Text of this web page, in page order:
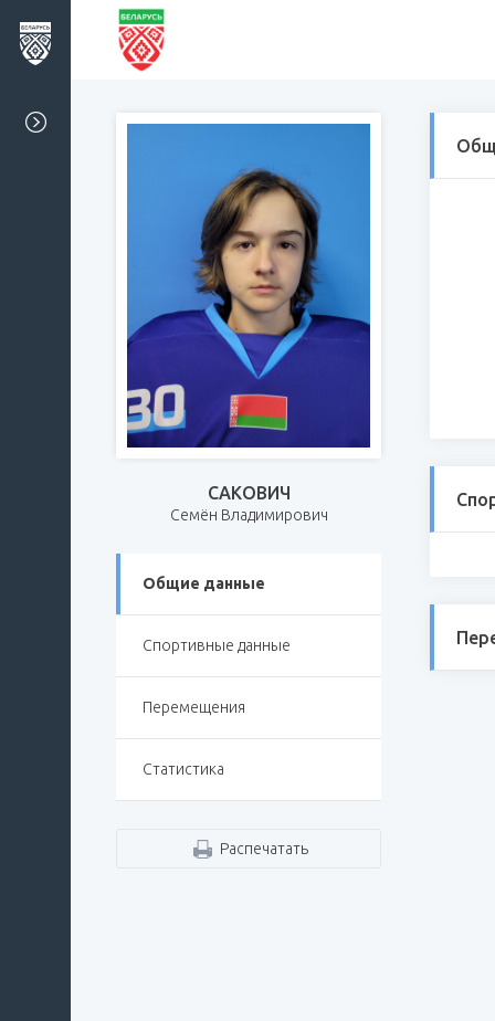
САКОВИЧ
Семён Владимирович
Общие данные
Спортивные данные
Перемещения
Статистика
Распечатать